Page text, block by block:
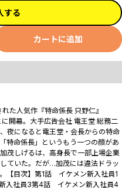
する
カートに追加
た人気作『特命係長 只野仁』
開幕。大手広告会社 電王堂 総務二
夜になると電王堂・会長からの特命
特命係長」というもう一つの顔があ
茂しげるは、高身長で一部上場企業
ていた。だが…加茂には違法ドラッ
【目次】第1話 イケメン新入社員1
入社員3第4話 イケメン新入社員4